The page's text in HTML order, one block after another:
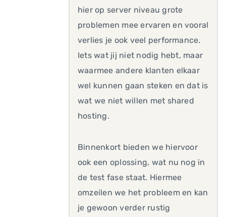
hier op server niveau grote
problemen mee ervaren en vooral
verlies je ook veel performance.
Iets wat jij niet nodig hebt, maar
waarmee andere klanten elkaar
wel kunnen gaan steken en dat is
wat we niet willen met shared
hosting.
Binnenkort bieden we hiervoor
ook een oplossing, wat nu nog in
de test fase staat. Hiermee
omzeilen we het probleem en kan
je gewoon verder rustig